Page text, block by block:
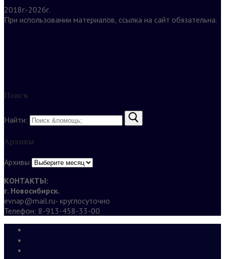
2018г.-2026г.
При использовании материалов, ссылка на сайт обязательна.
Поиск
Найти:
Архивы
Архивы
КОНТАКТЫ:
г. Новосибирск.
evnap@mail.ru- круглосуточно
Телефон: 8-913-458-33-00